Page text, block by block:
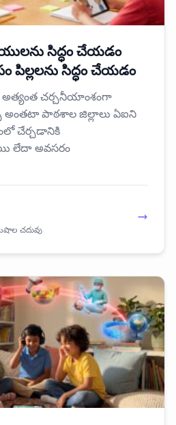
సిద్ధం చేయడం
పిల్లలను సిద్ధం చేయడం
అత్యంత చర్చనీయాంశంగా
అంతటా పాఠశాల జిల్లాలు ఏఐని
చేర్చడానికి
లేదా అవసరం
చదువు